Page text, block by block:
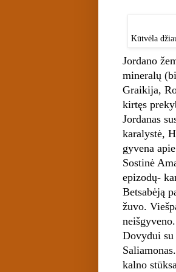
Kūtvėla
Jordano
mineralų
Graikija,
kirtęs
Jordanas
karalystė,
gyvena
Sostinė
epizodų-
Betsabėją
žuvo.
Dovydui su
kalno